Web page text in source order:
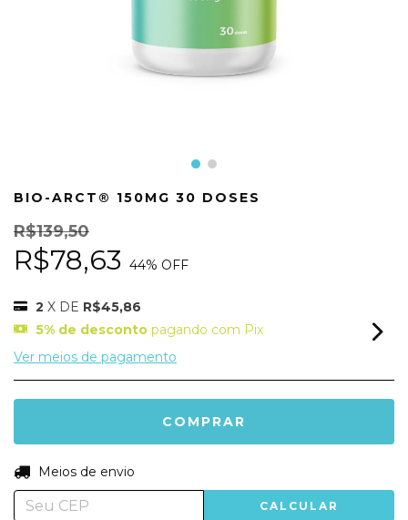
BIO-ARCT® 150MG 30 DOSES
R$139,50
R$78,63 44% OFF
2 X DE R$45,86
5% de desconto pagando com Pix
Ver meios de pagamento
Entregas para o CEP:
Meios de envio
CALCULAR